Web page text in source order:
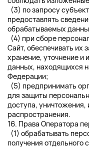
(3) по запросу
предоставлять
обрабатываемых
(4) при сборе
Сайт, обеспечивать их
хранение, уточнение и
данных, находящихся
Федерации;
(5) предпринимать
для защиты
доступа, уничтожения,
распространения.
16. Права Оператора
(1) обрабатывать
получения отдельного